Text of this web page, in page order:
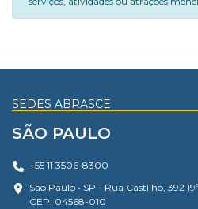
SEDES ABRASCE
SÃO PAULO
+55 11 3506-8300
São Paulo • SP - Rua Castilho, 392
CEP: 04568-010